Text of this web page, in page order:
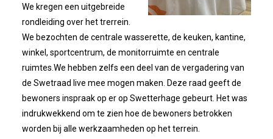
Verkiezingsdebat!
Geslaagde Nieuwjaarsreceptie OVZ
Bezoek Aan Mike Van Bemmelen
2025-01-02 Van De Voorzitter
We kregen een uitgebreide
rondleiding over het trerrein.
We bezochten de centrale wasserette, de keuken, kantine,
winkel, sportcentrum, de monitorruimte en centrale
ruimtes.We hebben zelfs een deel van de vergadering van
de Swetraad live mee mogen maken. Deze raad geeft de
bewoners inspraak op er op Swetterhage gebeurt. Het was
indrukwekkend om te zien hoe de bewoners betrokken
worden bij alle werkzaamheden op het terrein.